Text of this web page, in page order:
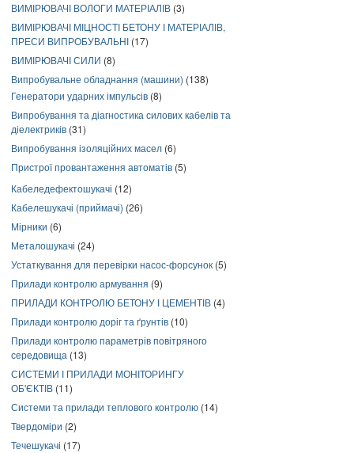
ВИМІРЮВАЧІ ВОЛОГИ МАТЕРІАЛІВ (3)
ВИМІРЮВАЧІ МІЦНОСТІ БЕТОНУ І МАТЕРІАЛІВ,
ПРЕСИ ВИПРОБУВАЛЬНІ (17)
ВИМІРЮВАЧІ СИЛИ (8)
Випробувальне обладнання (машини) (138)
Генератори ударних імпульсів (8)
Випробування та діагностика силових кабелів та
діелектриків (31)
Випробування ізоляційних масел (6)
Пристрої провантаження автоматів (5)
Кабеледефектошукачі (12)
Кабелешукачі (приймачі) (26)
Мірники (6)
Металошукачі (24)
Устаткування для перевірки насос-форсунок (5)
Прилади контролю армування (9)
ПРИЛАДИ КОНТРОЛЮ БЕТОНУ І ЦЕМЕНТІВ (4)
Прилади контролю доріг та ґрунтів (10)
Прилади контролю параметрів повітряного
середовища (13)
СИСТЕМИ І ПРИЛАДИ МОНІТОРИНГУ
ОБ'ЄКТІВ (11)
Системи та прилади теплового контролю (14)
Твердоміри (2)
Течешукачі (17)